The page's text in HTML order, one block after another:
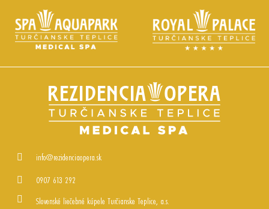
info@rezidenciaopera.sk
0907 613 292
Slovenské liečebné kúpele Turčianske Teplice, a.s.